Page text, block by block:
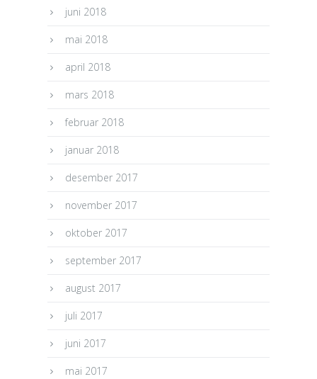
juni 2018
mai 2018
april 2018
mars 2018
februar 2018
januar 2018
desember 2017
november 2017
oktober 2017
september 2017
august 2017
juli 2017
juni 2017
mai 2017